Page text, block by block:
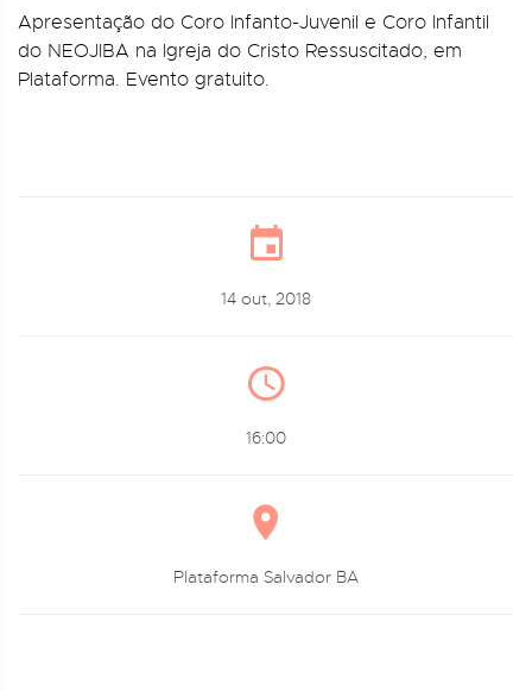
Apresentação do Coro Infanto-Juvenil e Coro Infantil
do NEOJIBA na Igreja do Cristo Ressuscitado, em
Plataforma. Evento gratuito.
14 out, 2018
16:00
Plataforma Salvador BA